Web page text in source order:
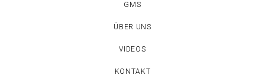
GMS
ÜBER UNS
VIDEOS
KONTAKT